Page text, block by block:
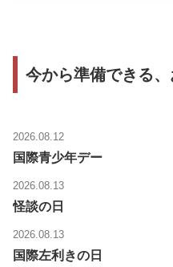
今から準備できる
2026.08.12
国際青少年デー
2026.08.13
怪談の日
2026.08.13
国際左利きの日